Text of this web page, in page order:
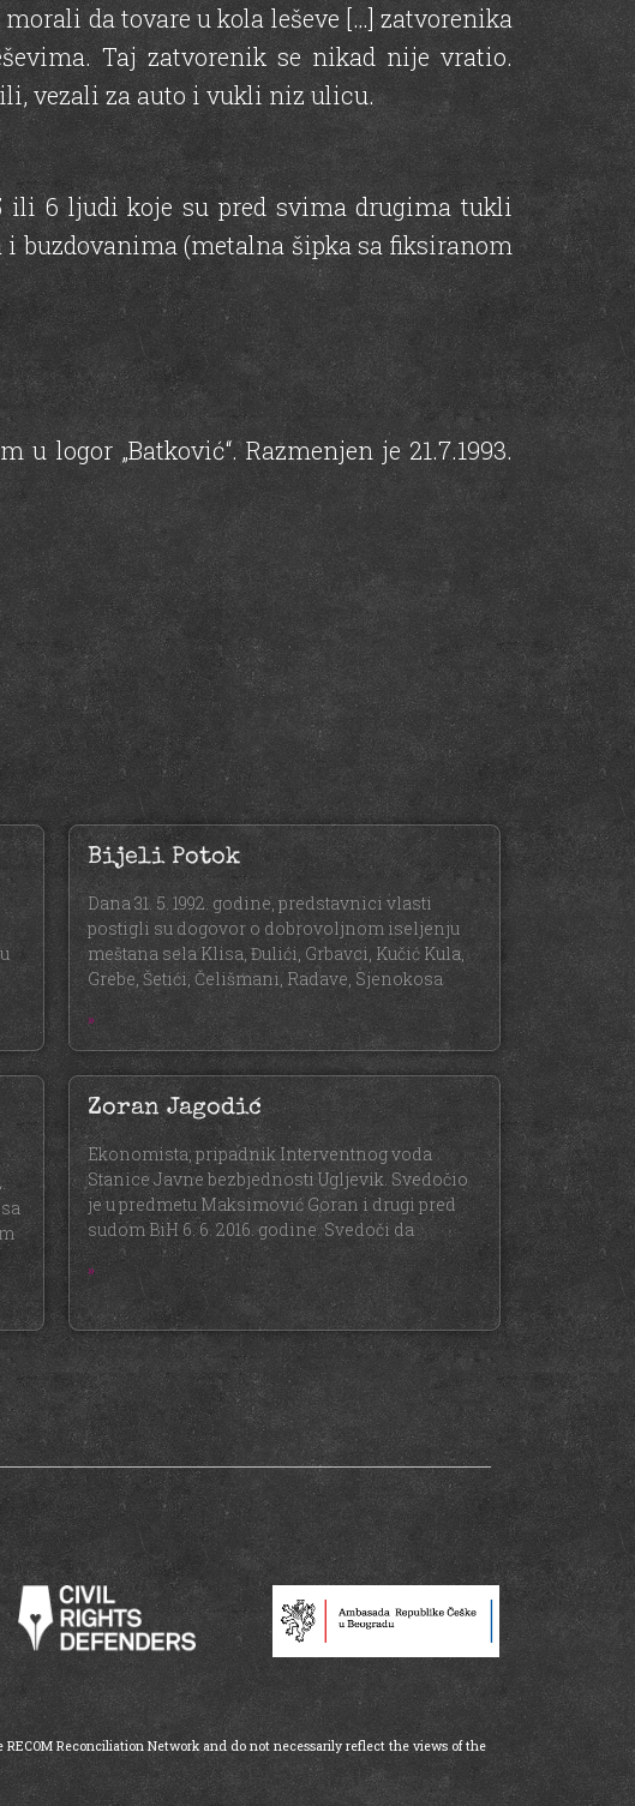
da tovare u kola leševe […] zatvorenika
Taj zatvorenik se nikad nije vratio.
vezali za auto i vukli niz ulicu.
ili 6 ljudi koje su pred svima drugima tukli
buzdovanima (metalna šipka sa fiksiranom
logor „Batković“. Razmenjen je 21.7.1993.
Bijeli Potok
Dana 31. 5. 1992. godine, predstavnici vlasti
postigli su dogovor o dobrovoljnom iseljenju
meštana sela Klisa, Đulići, Grbavci, Kučić Kula,
Grebe, Šetići, Čelišmani, Radave, Sjenokosa
»
Zoran Jagodić
Ekonomista, pripadnik Interventnog voda
Stanice Javne bezbjednosti Ugljevik. Svedočio
je u predmetu Maksimović Goran i drugi pred
sudom BiH 6. 6. 2016. godine. Svedoči da
»
Reconciliation Network and do not necessarily reflect the views of the